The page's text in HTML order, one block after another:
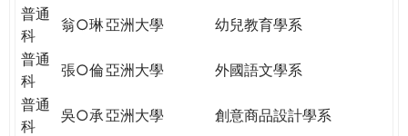
普通
科
翁○琳亞洲大學
幼兒教育學系
普通
科
張○倫亞洲大學
外國語文學系
普通
科
吳○承亞洲大學
創意商品設計學系